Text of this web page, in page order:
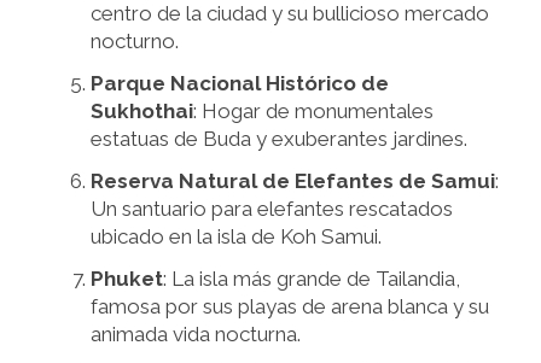
centro de la ciudad y su bullicioso mercado
nocturno.
Parque Nacional Histórico de
Sukhothai: Hogar de monumentales
estatuas de Buda y exuberantes jardines.
Reserva Natural de Elefantes de Samui:
Un santuario para elefantes rescatados
ubicado en la isla de Koh Samui.
Phuket: La isla más grande de Tailandia,
famosa por sus playas de arena blanca y su
animada vida nocturna.